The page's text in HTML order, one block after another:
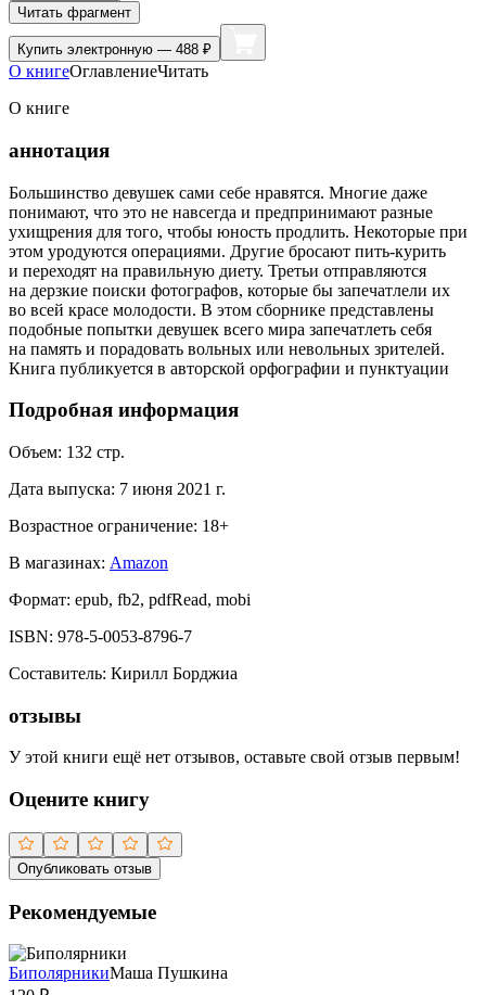
Читать фрагмент
Купить электронную — 488 ₽
О книгеОглавлениеЧитать
О книге
аннотация
Большинство девушек сами себе нравятся. Многие даже
понимают, что это не навсегда и предпринимают разные
ухищрения для того, чтобы юность продлить. Некоторые при
этом уродуются операциями. Другие бросают пить-курить
и переходят на правильную диету. Третьи отправляются
на дерзкие поиски фотографов, которые бы запечатлели их
во всей красе молодости. В этом сборнике представлены
подобные попытки девушек всего мира запечатлеть себя
на память и порадовать вольных или невольных зрителей.
Книга публикуется в авторской орфографии и пунктуации
Подробная информация
Объем: 132 стр.
Дата выпуска: 7 июня 2021 г.
Возрастное ограничение: 18+
В магазинах: Amazon
Формат: epub, fb2, pdfRead, mobi
ISBN: 978-5-0053-8796-7
Составитель: Кирилл Борджиа
отзывы
У этой книги ещё нет отзывов, оставьте свой отзыв первым!
Оцените книгу
Опубликовать отзыв
Рекомендуемые
БиполярникиМаша Пушкина